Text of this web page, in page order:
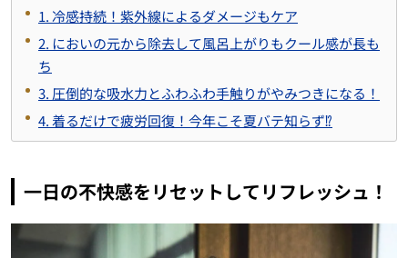
1. 冷感持続！紫外線によるダメージもケア
2. においの元から除去して風呂上がりもクール感が長も
ち
3. 圧倒的な吸水力とふわふわ手触りがやみつきになる！
4. 着るだけで疲労回復！今年こそ夏バテ知らず⁉
一日の不快感をリセットしてリフレッシュ！